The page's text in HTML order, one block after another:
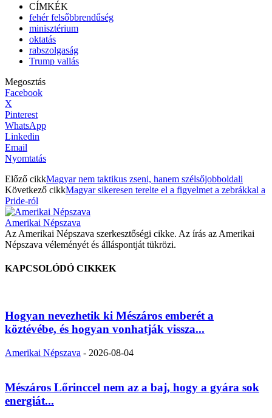
CÍMKÉK
fehér felsőbbrendűség
minisztérium
oktatás
rabszolgaság
Trump vallás
Megosztás
Facebook
X
Pinterest
WhatsApp
Linkedin
Email
Nyomtatás
Előző cikkMagyar nem taktikus zseni, hanem szélsőjobboldali
Következő cikkMagyar sikeresen terelte el a figyelmet a zebrákkal a
Pride-ról
Amerikai Népszava
Az Amerikai Népszava szerkesztőségi cikke. Az írás az Amerikai
Népszava véleményét és álláspontját tükrözi.
KAPCSOLÓDÓ CIKKEK
Hogyan nevezhetik ki Mészáros emberét a
köztévébe, és hogyan vonhatják vissza...
Amerikai Népszava - 2026-08-04
Mészáros Lőrinccel nem az a baj, hogy a gyára sok
energiát...